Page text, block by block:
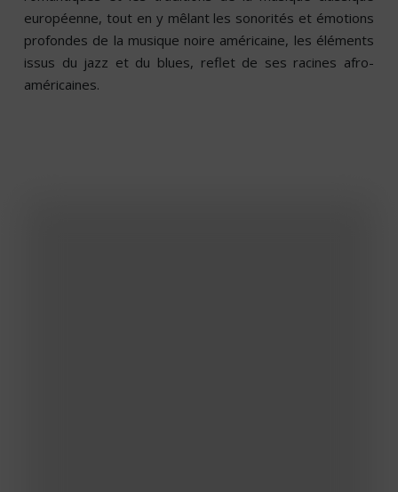
européenne, tout en y mêlant les sonorités et émotions
profondes de la musique noire américaine, les éléments
issus du jazz et du blues, reflet de ses racines afro-
américaines.